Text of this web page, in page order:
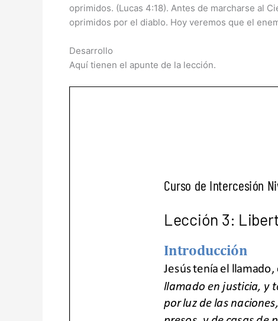
oprimidos. (Lucas 4:18). Antes de marcharse al
oprimidos por el diablo. Hoy veremos que el
Desarrollo
Aquí tienen el apunte de la lección.